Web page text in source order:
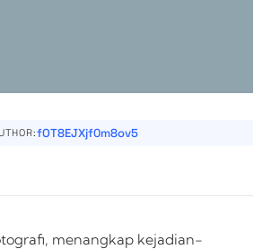
fOT8EJXjf0m8ov5
menangkap kejadian-